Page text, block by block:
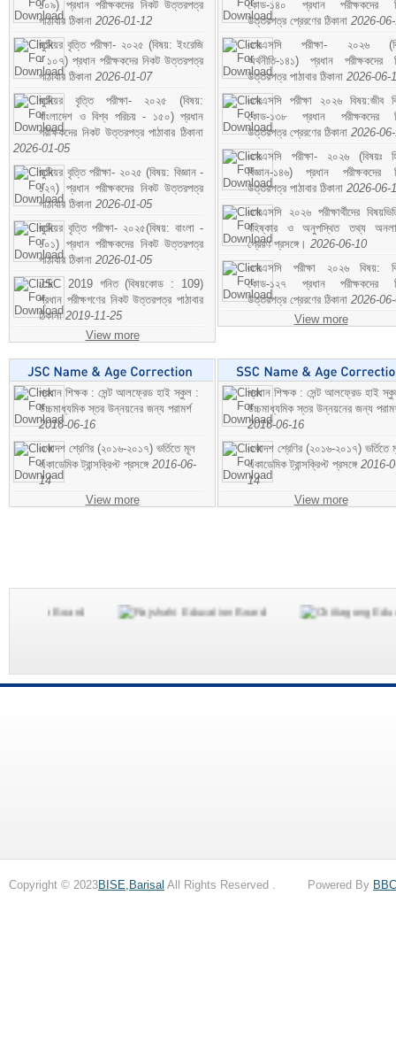
১০৯) প্রধান পরীক্ষকদের নিকট উত্তরপত্র
পাঠাবার ঠিকানা 2026-01-12
জুনিয়র বৃত্তি পরীক্ষা- ২০২৫ (বিষয়: ইংরেজি
- ১০৭) প্রধান পরীক্ষকদের নিকট উত্তরপত্র
পাঠাবার ঠিকানা 2026-01-07
জুনিয়র বৃত্তি পরীক্ষা- ২০২৫ (বিষয়:
বাংলাদেশ ও বিশ্ব পরিচয় - ১৫০) প্রধান
পরীক্ষকদের নিকট উত্তরপত্র পাঠাবার ঠিকানা
2026-01-05
জুনিয়র বৃত্তি পরীক্ষা- ২০২৫ (বিষয়: বিজ্ঞান -
১২৭) প্রধান পরীক্ষকদের নিকট উত্তরপত্র
পাঠাবার ঠিকানা 2026-01-05
জুনিয়র বৃত্তি পরীক্ষা- ২০২৫(বিষয়: বাংলা -
১০১) প্রধান পরীক্ষকদের নিকট উত্তরপত্র
পাঠাবার ঠিকানা 2026-01-05
JSC 2019 গনিত (বিষয়কোড : 109)
প্রধান পরীক্ষগণের নিকট উত্তরপত্র পাঠাবার
ঠিকানা2019-11-25
View more
কোড-১৪০ প্রধান পরীক্ষকদের
উত্তরপত্র প্রেরণের ঠিকানা 2026-
এসএসসি পরীক্ষা- ২০২৬
অর্থনীতি-১৪১) প্রধান পরীক্ষকদের
উত্তরপত্র পাঠাবার ঠিকানা 2026-06-
এসএসসি পরীক্ষা ২০২৬ বিষয়:জীব
কোড-১৩৮ প্রধান পরীক্ষকদের
উত্তরপত্র প্রেরণের ঠিকানা 2026-
এসএসসি পরীক্ষা- ২০২৬ (বিষয়ঃ
বিজ্ঞান-১৪৬) প্রধান পরীক্ষকদের
উত্তরপত্র পাঠাবার ঠিকানা 2026-06-
এসএসসি ২০২৬ পরীক্ষার্থীদের
বহিষ্কার ও অনুপস্থিত তথ্য
প্রেরণ প্রসঙ্গে। 2026-06-10
এসএসসি পরীক্ষা ২০২৬ বিষয়:
কোড-১২৭ প্রধান পরীক্ষকদের
উত্তরপত্র প্রেরণের ঠিকানা 2026-
View more
প্রধান শিক্ষক : সেন্ট আলফ্রেড হাই স্কুল :
উচ্চমাধ্যমিক স্তর উন্নয়নের জন্য পরামর্শ
2016-06-16
একাদশ শ্রেণির (২০১৬-২০১৭) ভর্তিতে মূল
একাডেমিক ট্রান্সক্রিপ্ট প্রসঙ্গে 2016-06-
14
View more
প্রধান শিক্ষক : সেন্ট আলফ্রেড হাই
উচ্চমাধ্যমিক স্তর উন্নয়নের জন্য
2016-06-16
একাদশ শ্রেণির (২০১৬-২০১৭) ভর্তিতে
একাডেমিক ট্রান্সক্রিপ্ট প্রসঙ্গে 2016-
14
View more
Copyright © 2023BISE,Barisal All Rights Reserved . Powered By